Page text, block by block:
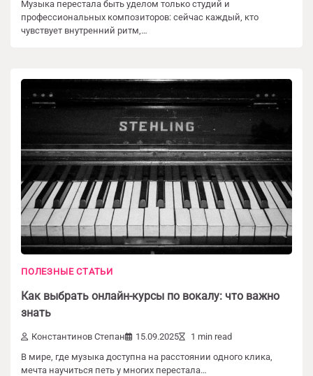
Музыка перестала быть уделом только студий и
профессиональных композиторов: сейчас каждый, кто
чувствует внутренний ритм,…
ПОЛЕЗНЫЕ СТАТЬИ
Как выбрать онлайн-курсы по вокалу: что важно
знать
Константинов Степан 15.09.2025
1 min read
В мире, где музыка доступна на расстоянии одного клика,
мечта научиться петь у многих перестала…